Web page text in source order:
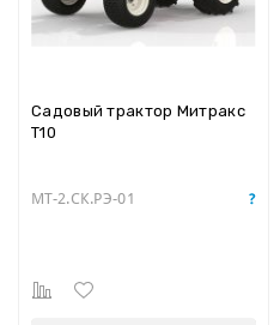
Садовый трактор Митракс
Т10
МТ-2.СК.РЭ-01